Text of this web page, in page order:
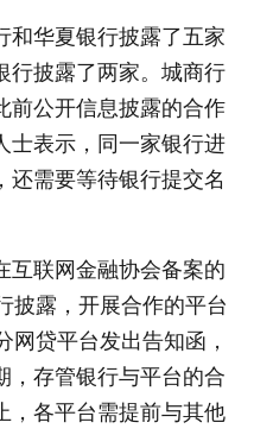
和华夏银行披露了五家
行披露了两家。城商行
前公开信息披露的合作
士表示，同一家银行进
还需要等待银行提交名
互联网金融协会备案的
披露，开展合作的平台
网贷平台发出告知函，
，存管银行与平台的合
，各平台需提前与其他